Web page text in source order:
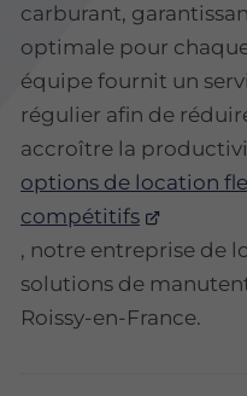
carburant,
optimale pour
équipe fournit un
régulier afin de
accroître la
options de location
compétitifs
, notre entreprise de
solutions de
Roissy-en-France.